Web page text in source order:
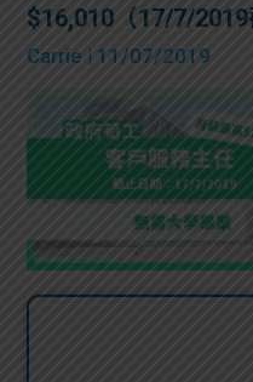
$16,010（17/7/2019
Carrie | 11/07/2019